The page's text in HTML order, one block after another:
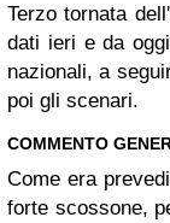
Terzo tornata
dati ieri e da
nazionali, a
poi gli scenari.
COMMENTO
Come era
forte scossone,